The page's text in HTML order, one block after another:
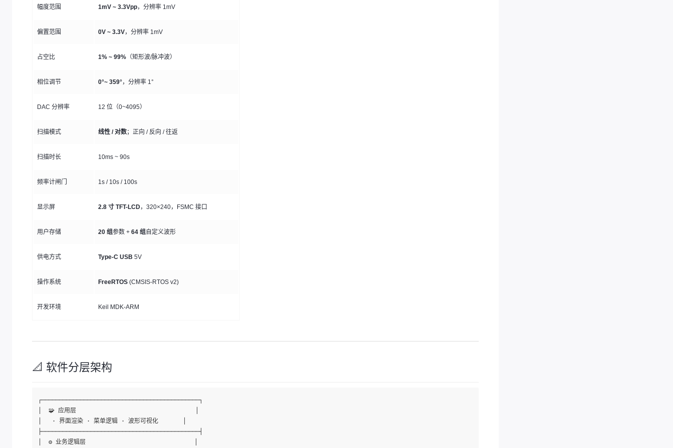
幅度范围 1mV ~ 3.3Vpp，分辨率 1mV
偏置范围 0V ~ 3.3V，分辨率 1mV
占空比 1% ~ 99% （矩形波/脉冲波）
相位调节 0°~ 359°，分辨率 1°
DAC 分辨率 12 位（0~4095）
扫描模式 线性 / 对数；正向 / 反向 / 往返
扫描时长 10ms ~ 90s
频率计闸门 1s / 10s / 100s
显示屏 2.8 寸 TFT-LCD，320×240，FSMC 接口
用户存储 20 组参数 + 64 组 自定义波形
供电方式 Type-C USB 5V
操作系统 FreeRTOS (CMSIS-RTOS v2)
开发环境 Keil MDK-ARM
📐 软件分层架构
┌─────────────────────────────────────────────┐
│  🧩 应用层                                  │
│   · 界面渲染 · 菜单逻辑 · 波形可视化       │
├─────────────────────────────────────────────┤
│  ⚙️ 业务逻辑层                               │